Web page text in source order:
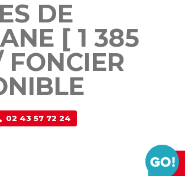
DE
[ 1 385
02 43 57 72 24